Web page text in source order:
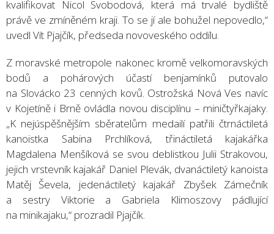
kvalifikovat Nicol Svobodová, která má trvalé bydliště
právě ve zmíněném kraji. To se jí ale bohužel nepovedlo,“
uvedl Vít Pjajčík, předseda novoveského oddílu.
Z moravské metropole nakonec kromě velkomoravských
bodů a pohárových účastí benjamínků putovalo
na Slovácko 23 cenných kovů. Ostrožská Nová Ves navíc
v Kojetíně i Brně ovládla novou disciplínu – miničtyřkajaky.
„K nejúspěšnějším sběratelům medailí patřili čtrnáctiletá
kanoistka Sabina Prchlíková, třináctiletá kajakářka
Magdalena Menšíková se svou deblistkou Julii Strakovou,
jejich vrstevník kajakář Daniel Plevák, dvanáctiletý kanoista
Matěj Ševela, jedenáctiletý kajakář Zbyšek Zámečník
a sestry Viktorie a Gabriela Klimoszovy pádlující
na minikajaku,“ prozradil Pjajčík.